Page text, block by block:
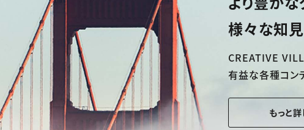
様々な知見
CREATIVE
有益な各種コン
もっと